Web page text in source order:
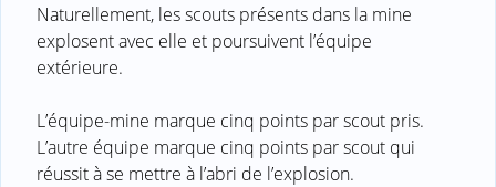
Naturellement, les scouts présents dans la mine
explosent avec elle et poursuivent l’équipe
extérieure.
L’équipe-mine marque cinq points par scout pris.
L’autre équipe marque cinq points par scout qui
réussit à se mettre à l’abri de l’explosion.